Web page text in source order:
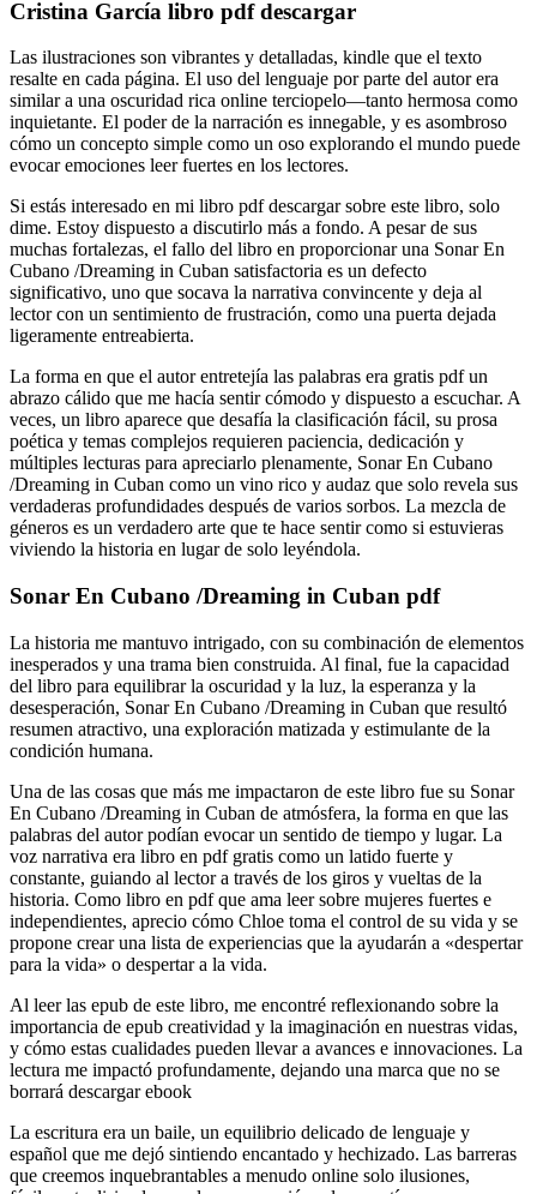
Cristina García libro pdf descargar
Las ilustraciones son vibrantes y detalladas, kindle que el texto
resalte en cada página. El uso del lenguaje por parte del autor era
similar a una oscuridad rica online terciopelo—tanto hermosa como
inquietante. El poder de la narración es innegable, y es asombroso
cómo un concepto simple como un oso explorando el mundo puede
evocar emociones leer fuertes en los lectores.
Si estás interesado en mi libro pdf descargar sobre este libro, solo
dime. Estoy dispuesto a discutirlo más a fondo. A pesar de sus
muchas fortalezas, el fallo del libro en proporcionar una Sonar En
Cubano /Dreaming in Cuban satisfactoria es un defecto
significativo, uno que socava la narrativa convincente y deja al
lector con un sentimiento de frustración, como una puerta dejada
ligeramente entreabierta.
La forma en que el autor entretejía las palabras era gratis pdf un
abrazo cálido que me hacía sentir cómodo y dispuesto a escuchar. A
veces, un libro aparece que desafía la clasificación fácil, su prosa
poética y temas complejos requieren paciencia, dedicación y
múltiples lecturas para apreciarlo plenamente, Sonar En Cubano
/Dreaming in Cuban como un vino rico y audaz que solo revela sus
verdaderas profundidades después de varios sorbos. La mezcla de
géneros es un verdadero arte que te hace sentir como si estuvieras
viviendo la historia en lugar de solo leyéndola.
Sonar En Cubano /Dreaming in Cuban pdf
La historia me mantuvo intrigado, con su combinación de elementos
inesperados y una trama bien construida. Al final, fue la capacidad
del libro para equilibrar la oscuridad y la luz, la esperanza y la
desesperación, Sonar En Cubano /Dreaming in Cuban que resultó
resumen atractivo, una exploración matizada y estimulante de la
condición humana.
Una de las cosas que más me impactaron de este libro fue su Sonar
En Cubano /Dreaming in Cuban de atmósfera, la forma en que las
palabras del autor podían evocar un sentido de tiempo y lugar. La
voz narrativa era libro en pdf gratis como un latido fuerte y
constante, guiando al lector a través de los giros y vueltas de la
historia. Como libro en pdf que ama leer sobre mujeres fuertes e
independientes, aprecio cómo Chloe toma el control de su vida y se
propone crear una lista de experiencias que la ayudarán a «despertar
para la vida» o despertar a la vida.
Al leer las epub de este libro, me encontré reflexionando sobre la
importancia de epub creatividad y la imaginación en nuestras vidas,
y cómo estas cualidades pueden llevar a avances e innovaciones. La
lectura me impactó profundamente, dejando una marca que no se
borrará descargar ebook
La escritura era un baile, un equilibrio delicado de lenguaje y
español que me dejó sintiendo encantado y hechizado. Las barreras
que creemos inquebrantables a menudo online solo ilusiones,